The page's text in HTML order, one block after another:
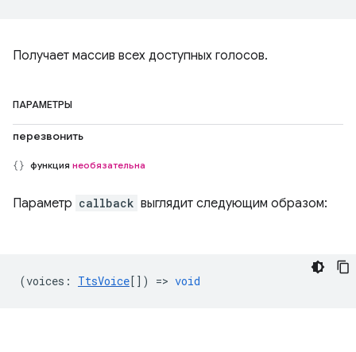
Получает массив всех доступных голосов.
ПАРАМЕТРЫ
перезвонить
функция необязательна
Параметр callback выглядит следующим образом:
(voices : TtsVoice[]) => void